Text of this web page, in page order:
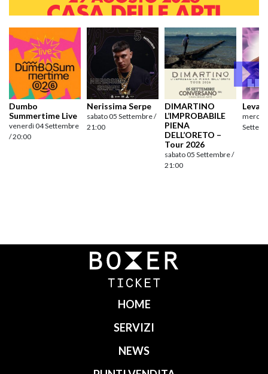
Dumbo
Summertime Live
venerdì 04 Settembre
/ 20:00
Nerissima Serpe
sabato 05 Settembre /
21:00
DIMARTINO
L’IMPROBABILE
PIENA
DELL’ORETO –
Tour 2026
sabato 05 Settembre /
21:00
Navigazione
HOME
SERVIZI
NEWS